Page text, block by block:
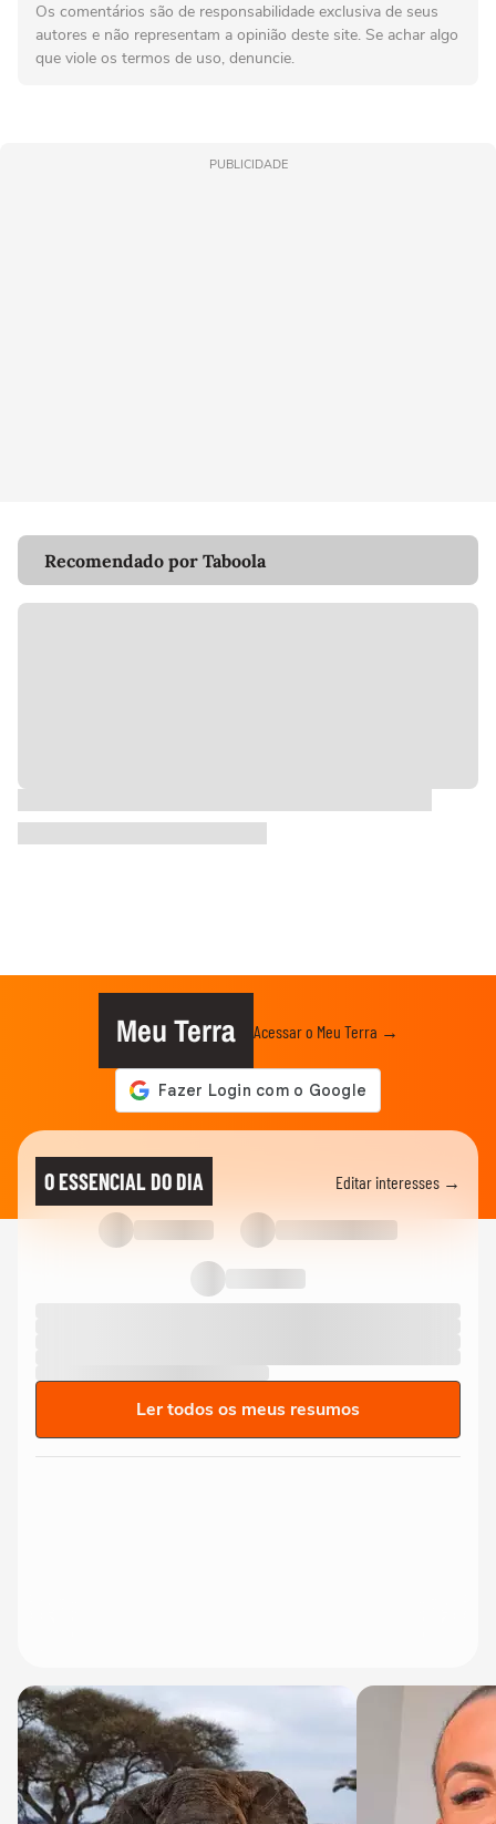
Os comentários são de responsabilidade exclusiva de seus
autores e não representam a opinião deste site. Se achar algo
que viole os termos de uso, denuncie.
PUBLICIDADE
Recomendado por Taboola
Meu Terra Acessar o Meu Terra →
O ESSENCIAL DO DIA Editar interesses →
Ler todos os meus resumos